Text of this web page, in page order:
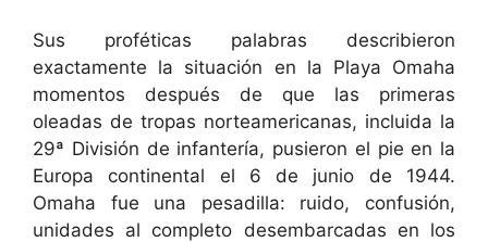
Sus proféticas palabras describieron
exactamente la situación en la Playa Omaha
momentos después de que las primeras
oleadas de tropas norteamericanas, incluida la
29ª División de infantería, pusieron el pie en la
Europa continental el 6 de junio de 1944.
Omaha fue una pesadilla: ruido, confusión,
unidades al completo desembarcadas en los